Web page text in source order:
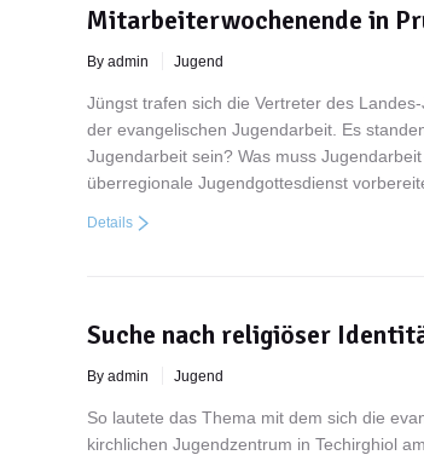
Mitarbeiterwochenende in
By admin Jugend
Jüngst trafen sich die Vertreter des
der evangelischen Jugendarbeit. Es
Jugendarbeit sein? Was muss
überregionale Jugendgottesdienst
Details
Suche nach religiöser
By admin Jugend
So lautete das Thema mit dem sich die
kirchlichen Jugendzentrum in Techirghiol